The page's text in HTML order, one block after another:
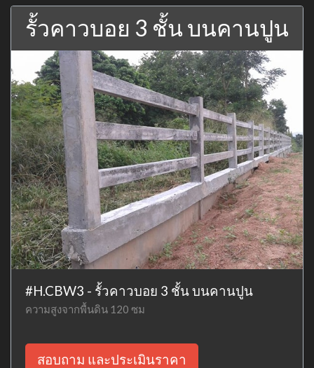
รั้วคาวบอย 3 ชั้น บนคานปูน
#H.CBW3 - รั้วคาวบอย 3 ชั้น บนคานปูน
ความสูงจากพื้นดิน 120 ซม
สอบถาม และประเมินราคา